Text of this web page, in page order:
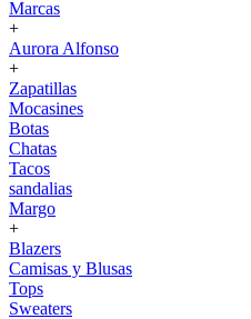
Marcas
+
Aurora Alfonso
+
Zapatillas
Mocasines
Botas
Chatas
Tacos
sandalias
Margo
+
Blazers
Camisas y Blusas
Tops
Sweaters